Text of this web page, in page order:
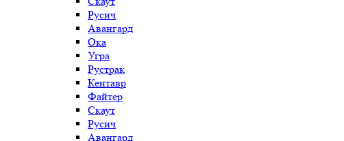
Русич
Авангард
Ока
Угра
Рустрак
Кентавр
Файтер
Скаут
Русич
Авангард